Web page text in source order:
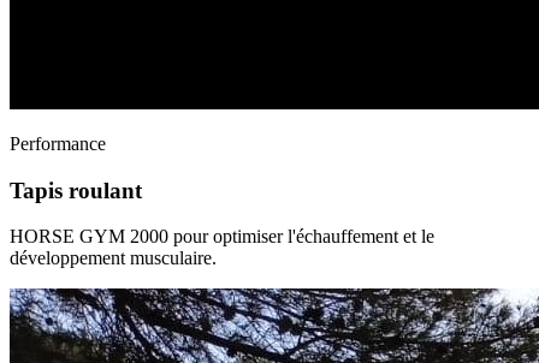
Performance
Tapis roulant
HORSE GYM 2000 pour optimiser l'échauffement et le
développement musculaire.